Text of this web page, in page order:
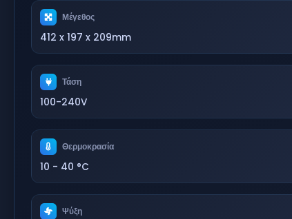
Μέγεθος
412 x 197 x 209mm
Τάση
100-240V
Θερμοκρασία
10 - 40 °C
Ψύξη